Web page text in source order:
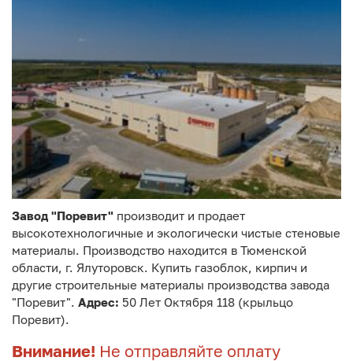
Завод "Поревит" производит и продает
высокотехнологичные и экологически чистые стеновые
материалы. Производство находится в Тюменской
области, г. Ялуторовск. Купить газоблок, кирпич и
другие строительные материалы производства завода
"Поревит". Адрес: 50 Лет Октября 118 (крыльцо
Поревит).
Внимание! Не отправляйте оплату